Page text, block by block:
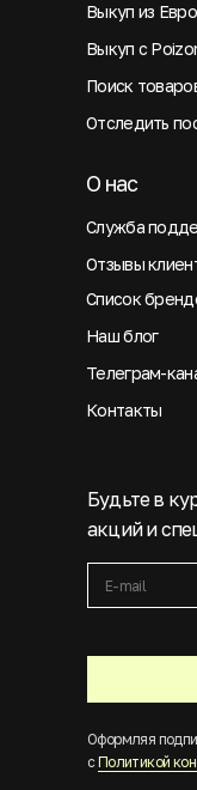
Будьте в
акций и
Оформляя
с Политикой
Выкуп из
Выкуп с
Поиск
Отследить
Служба
О нас
Отзывы
Список
Наш блог
Телеграм-
Контакты